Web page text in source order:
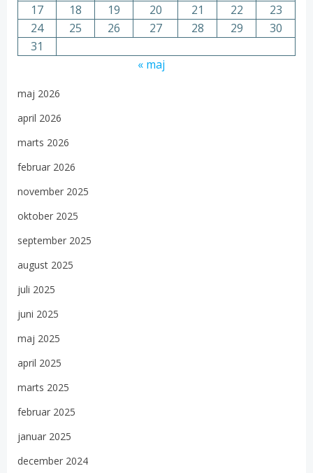
17
18 19 20 21 22
23
24
25 26 27 28 29
30
31
« maj
maj 2026
april 2026
marts 2026
februar 2026
november 2025
oktober 2025
september 2025
august 2025
juli 2025
juni 2025
maj 2025
april 2025
marts 2025
februar 2025
januar 2025
december 2024